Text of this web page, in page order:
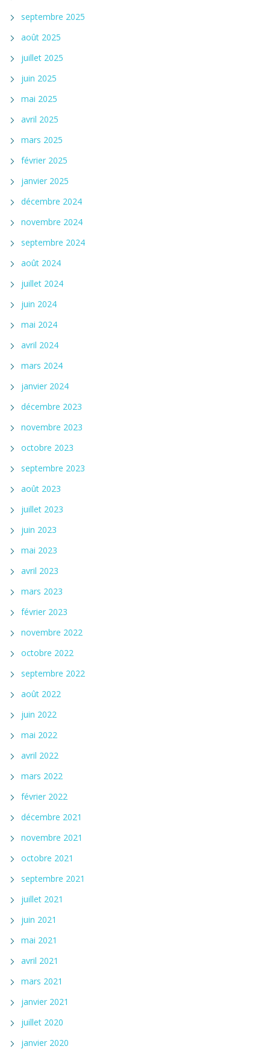
septembre 2025
août 2025
juillet 2025
juin 2025
mai 2025
avril 2025
mars 2025
février 2025
janvier 2025
décembre 2024
novembre 2024
septembre 2024
août 2024
juillet 2024
juin 2024
mai 2024
avril 2024
mars 2024
janvier 2024
décembre 2023
novembre 2023
octobre 2023
septembre 2023
août 2023
juillet 2023
juin 2023
mai 2023
avril 2023
mars 2023
février 2023
novembre 2022
octobre 2022
septembre 2022
août 2022
juin 2022
mai 2022
avril 2022
mars 2022
février 2022
décembre 2021
novembre 2021
octobre 2021
septembre 2021
juillet 2021
juin 2021
mai 2021
avril 2021
mars 2021
janvier 2021
juillet 2020
janvier 2020